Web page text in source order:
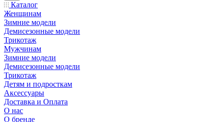
Каталог
Женщинам
Зимние модели
Демисезонные модели
Трикотаж
Мужчинам
Зимние модели
Демисезонные модели
Трикотаж
Детям и подросткам
Аксессуары
Доставка и Оплата
О нас
О бренде